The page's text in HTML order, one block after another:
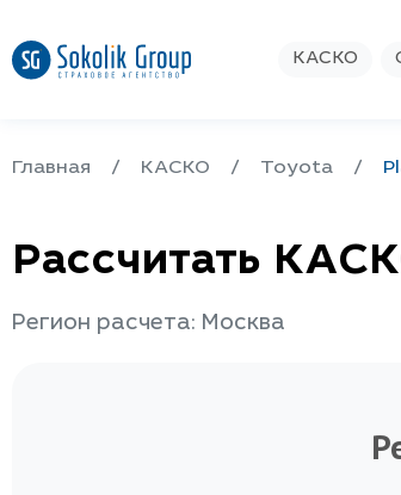
КАСКО
Главная КАСКО Toyota
Рассчитать
Регион расчета: Москва